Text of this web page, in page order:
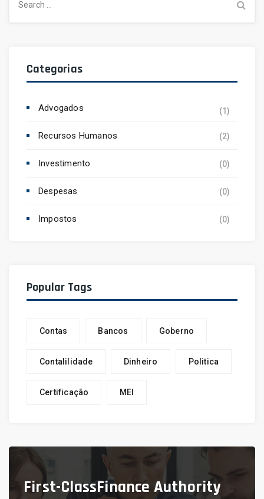
for:
Categorias
Advogados (1)
Recursos Humanos (2)
Investimento (0)
Despesas (0)
Impostos (0)
Popular Tags
Contas Bancos Goberno
Contalilidade Dinheiro Politica
Certificação MEI
First-ClassFinance Authority